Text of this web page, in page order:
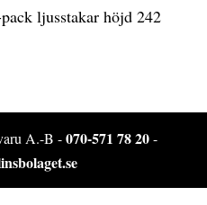
ljusstakar höjd 242
A.-B -070-571 78 20-